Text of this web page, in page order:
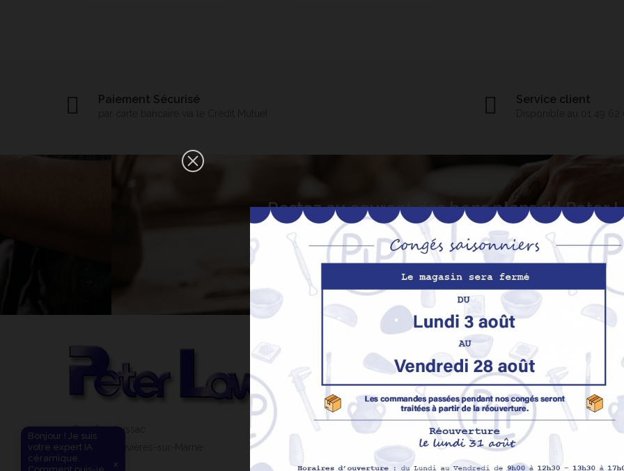
Bonjour ! Je suis
votre expert IA
céramique.
×
Paiement Sécurisé Service client
Restez au courant des bons plans de Peter
31 Rue Gay Lussac
94430 Chennevières-sur-Marne
Nos produits
Promotions
Nouveaux produits
Meilleures ventes